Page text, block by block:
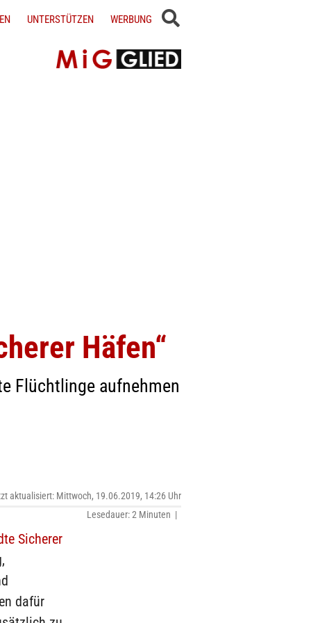
UNTERSTÜTZEN WERBUNG
Häfen“
Flüchtlinge aufnehmen
aktualisiert: Mittwoch, 19.06.2019, 14:26 Uhr
Lesedauer: 2 Minuten |
Sicherer
dafür